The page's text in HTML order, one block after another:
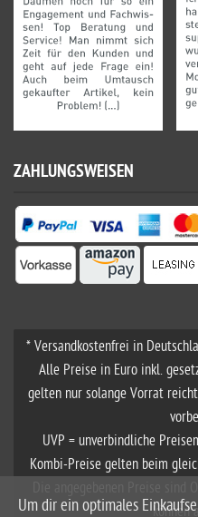
ZAHLUNGSWEISEN
* Versandkostenfrei in
Alle Preise in Euro inkl.
gelten nur solange Vorrat
UVP = unverbindliche
Kombi-Preise gelten beim
können
Um dir ein optimales